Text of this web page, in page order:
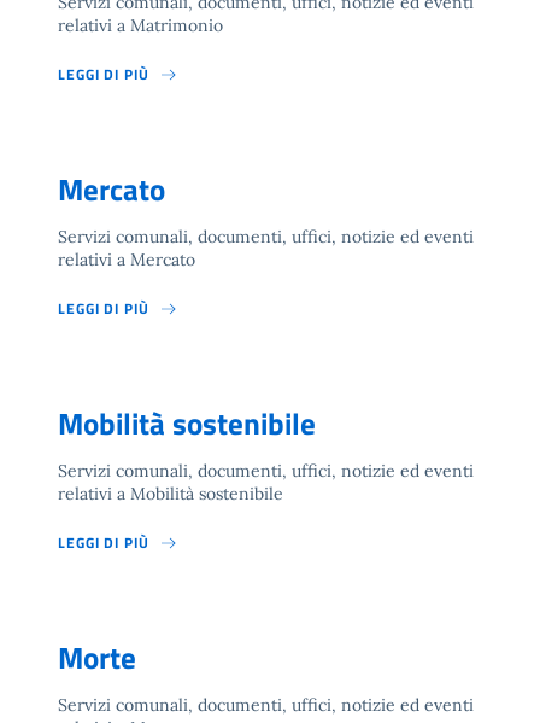
relativi a Matrimonio
LEGGI DI PIÙ
Mercato
Servizi comunali, documenti, uffici, notizie ed eventi
relativi a Mercato
LEGGI DI PIÙ
Mobilità sostenibile
Servizi comunali, documenti, uffici, notizie ed eventi
relativi a Mobilità sostenibile
LEGGI DI PIÙ
Morte
Servizi comunali, documenti, uffici, notizie ed eventi